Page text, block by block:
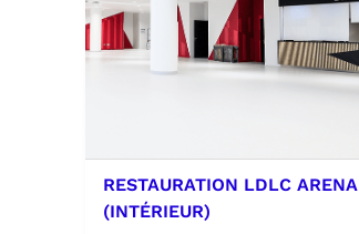
RESTAURATION LDLC ARENA
(INTÉRIEUR)